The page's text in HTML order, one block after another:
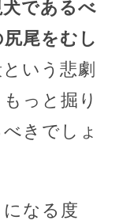
であるべ
尾をむし
いう悲劇
っと掘り
きでしょ
なる度